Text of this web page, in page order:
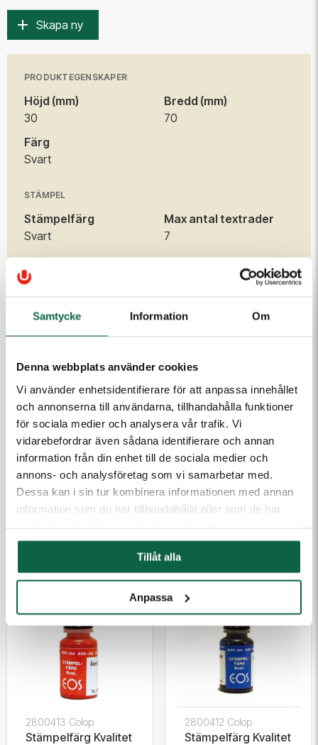
Samtycke Information Om
Denna webbplats använder cookies
Vi använder enhetsidentifierare för att anpassa innehållet
och annonserna till användarna, tillhandahålla funktioner
för sociala medier och analysera vår trafik. Vi
vidarebefordrar även sådana identifierare och annan
information från din enhet till de sociala medier och
annons- och analysföretag som vi samarbetar med.
Dessa kan i sin tur kombinera informationen med annan
information som du har tillhandahållit eller som de har
Tillåt alla
Anpassa
Skapa ny
PRODUKTEGENSKAPER
Höjd (mm)
30
Bredd (mm)
70
Färg
Svart
STÄMPEL
Stämpelfärg
Svart
Max antal textrader
7
TILLBEHÖR
2800412 Colop
Stämpelfärg Kvalitet
EOS 10 ml Blå
188,75 kr
2800415 Colop
Stämpelfärg Kvalitet
EOS 10 ml Grön
188,75 kr
2800413 Colop
Stämpelfärg Kvalitet
2800412 Colop
Stämpelfärg Kvalitet